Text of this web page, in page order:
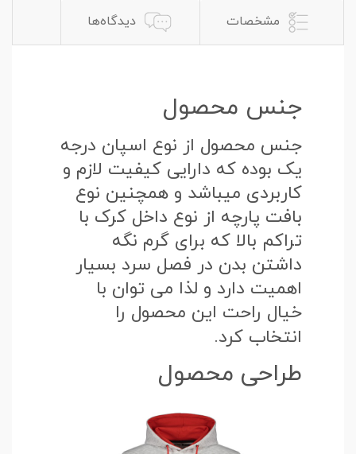
مشخصات دیدگاه‌ها
جنس محصول
جنس محصول از نوع اسپان درجه
یک بوده که دارایی کیفیت لازم و
کاربردی میباشد و همچنین نوع
بافت پارچه از نوع داخل کرک با
تراکم بالا که برای گرم نگه
داشتن بدن در فصل سرد بسیار
اهمیت دارد و لذا می توان با
خیال راحت این محصول را
انتخاب کرد.
طراحی محصول